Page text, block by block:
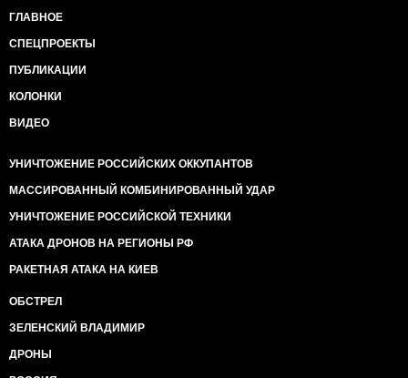
ГЛАВНОЕ
СПЕЦПРОЕКТЫ
ПУБЛИКАЦИИ
КОЛОНКИ
ВИДЕО
УНИЧТОЖЕНИЕ РОССИЙСКИХ ОККУПАНТОВ
МАССИРОВАННЫЙ КОМБИНИРОВАННЫЙ УДАР
УНИЧТОЖЕНИЕ РОССИЙСКОЙ ТЕХНИКИ
АТАКА ДРОНОВ НА РЕГИОНЫ РФ
РАКЕТНАЯ АТАКА НА КИЕВ
ОБСТРЕЛ
ЗЕЛЕНСКИЙ ВЛАДИМИР
ДРОНЫ